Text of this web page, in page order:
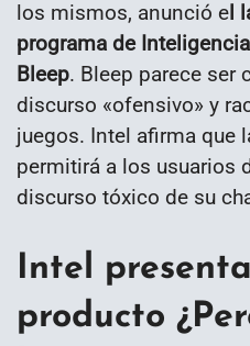
los mismos, anunció el
programa de
Bleep. Bleep parece ser
discurso «ofensivo» y
juegos. Intel afirma que
permitirá a los usuarios
discurso tóxico de su
Intel
producto